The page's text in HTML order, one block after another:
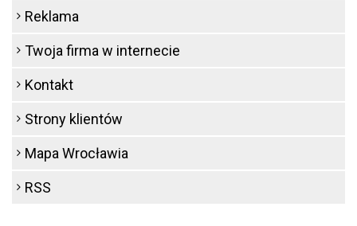
Reklama
Twoja firma w internecie
Kontakt
Strony klientów
Mapa Wrocławia
RSS